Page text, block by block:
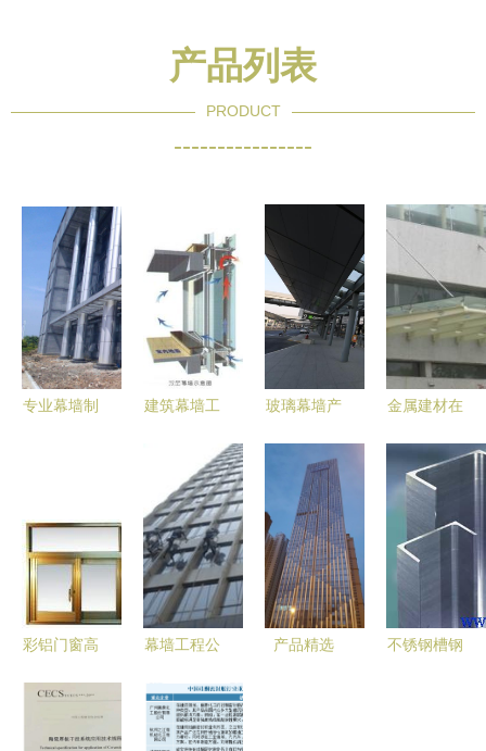
产品列表
PRODUCT
----------------
专业幕墙制
程新标杆
建筑幕墙工
与常见问题
全解析
玻璃幕墙产
璃幕墙产品
相册 - 上海
夕华幕墙装
饰工程
金属建材在
的应用与发
展趋势
彩铝门窗高
——上海祥
幕墙工程公
图片大数据
提升项目管
产品精选
不锈钢槽钢